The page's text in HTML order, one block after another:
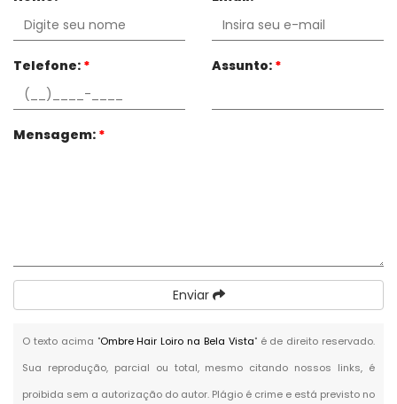
Telefone: * Assunto: *
Mensagem: *
Enviar
O texto acima "Ombre Hair Loiro na Bela Vista" é de direito reservado.
Sua reprodução, parcial ou total, mesmo citando nossos links, é
proibida sem a autorização do autor. Plágio é crime e está previsto no